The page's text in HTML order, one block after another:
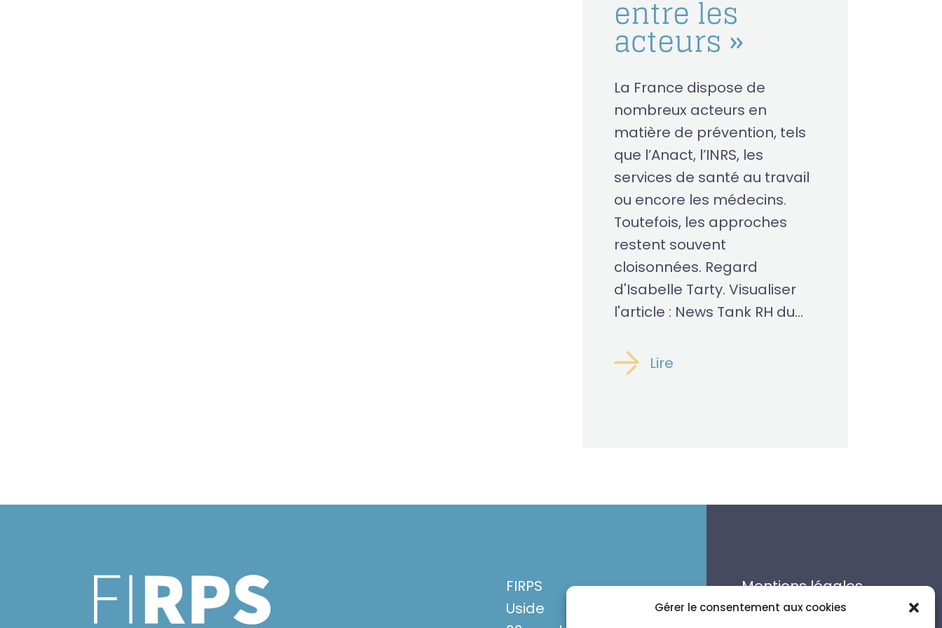
Gérer le consentement aux cookies
entre les
acteurs »
La France dispose de
nombreux acteurs en
matière de prévention, tels
que l’Anact, l’INRS, les
services de santé au travail
ou encore les médecins.
Toutefois, les approches
restent souvent
cloisonnées. Regard
d'Isabelle Tarty. Visualiser
l'article : News Tank RH du...
Lire
FIRPS
Uside
Mentions légales
Politique de